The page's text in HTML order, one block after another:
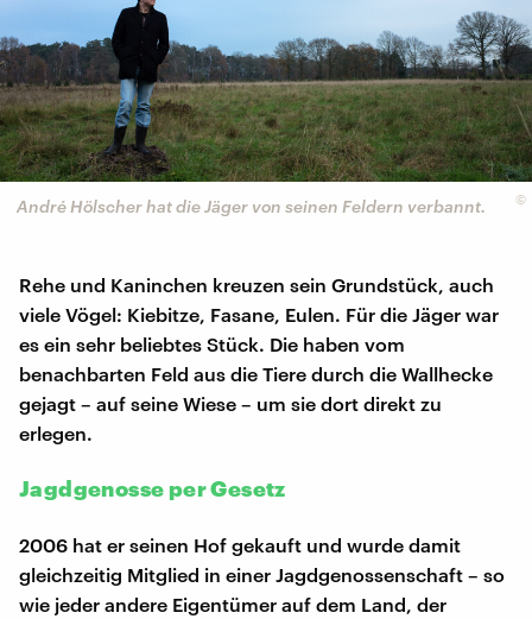
©
André Hölscher hat die Jäger von seinen Feldern verbannt.
Rehe und Kaninchen kreuzen sein Grundstück, auch
viele Vögel: Kiebitze, Fasane, Eulen. Für die Jäger war
es ein sehr beliebtes Stück. Die haben vom
benachbarten Feld aus die Tiere durch die Wallhecke
gejagt – auf seine Wiese – um sie dort direkt zu
erlegen.
Jagdgenosse per Gesetz
2006 hat er seinen Hof gekauft und wurde damit
gleichzeitig Mitglied in einer Jagdgenossenschaft – so
wie jeder andere Eigentümer auf dem Land, der